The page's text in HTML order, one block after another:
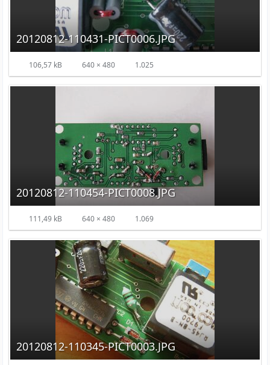
20120812-110431-PICT0006.JPG
106,57 kB 640 × 480 1.025
20120812-110454-PICT0008.JPG
111,49 kB 640 × 480 1.069
20120812-110345-PICT0003.JPG